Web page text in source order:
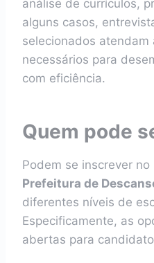
análise de currículos,
alguns casos,
selecionados atendam
necessários para
com eficiência.
Quem pode
Podem se inscrever no
Prefeitura de
diferentes níveis de
Especificamente, as
abertas para